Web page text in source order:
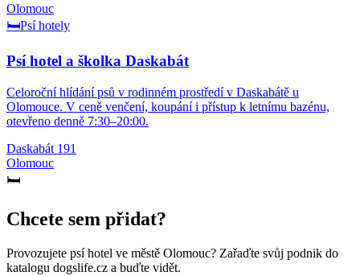
Olomouc
🛏️Psí hotely
Psí hotel a školka Daskabát
Celoroční hlídání psů v rodinném prostředí v Daskabátě u
Olomouce. V ceně venčení, koupání i přístup k letnímu bazénu,
otevřeno denně 7:30–20:00.
Daskabát 191
Olomouc
🛏️
Chcete sem přidat?
Provozujete psí hotel ve městě Olomouc? Zařaďte svůj podnik do
katalogu dogslife.cz a buďte vidět.